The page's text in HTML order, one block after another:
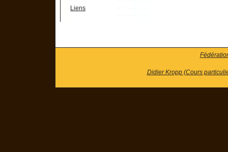
Liens
Didier Kropp (Cours